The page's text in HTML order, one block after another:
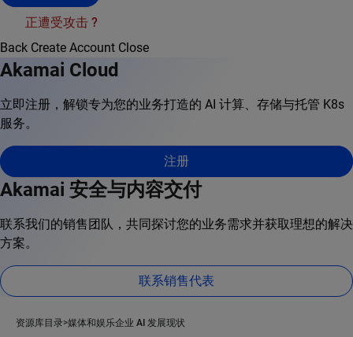
正遭受攻击 ?
Back Create Account Close
Akamai Cloud
立即注册，解锁专为您的业务打造的 AI 计算、存储与托管 K8s
服务。
注册
Akamai 安全与内容交付
联系我们的销售团队，共同探讨您的业务需求并获取理想的解决
方案。
联系销售代表
资源库目录 媒体和娱乐企业 AI 发展现状